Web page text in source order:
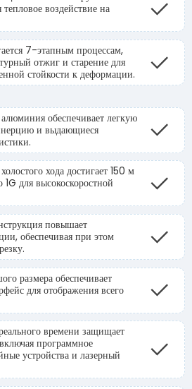
тепловое воздействие на
7-этапным процессам,
отжиг и старение для
стойкости к деформации.
обеспечивает легкую
и выдающиеся
хода достигает 150 м
для высокоскоростной
повышает
обеспечивая при этом
размера обеспечивает
для отображения всего
времени защищает
программное
устройства и лазерный